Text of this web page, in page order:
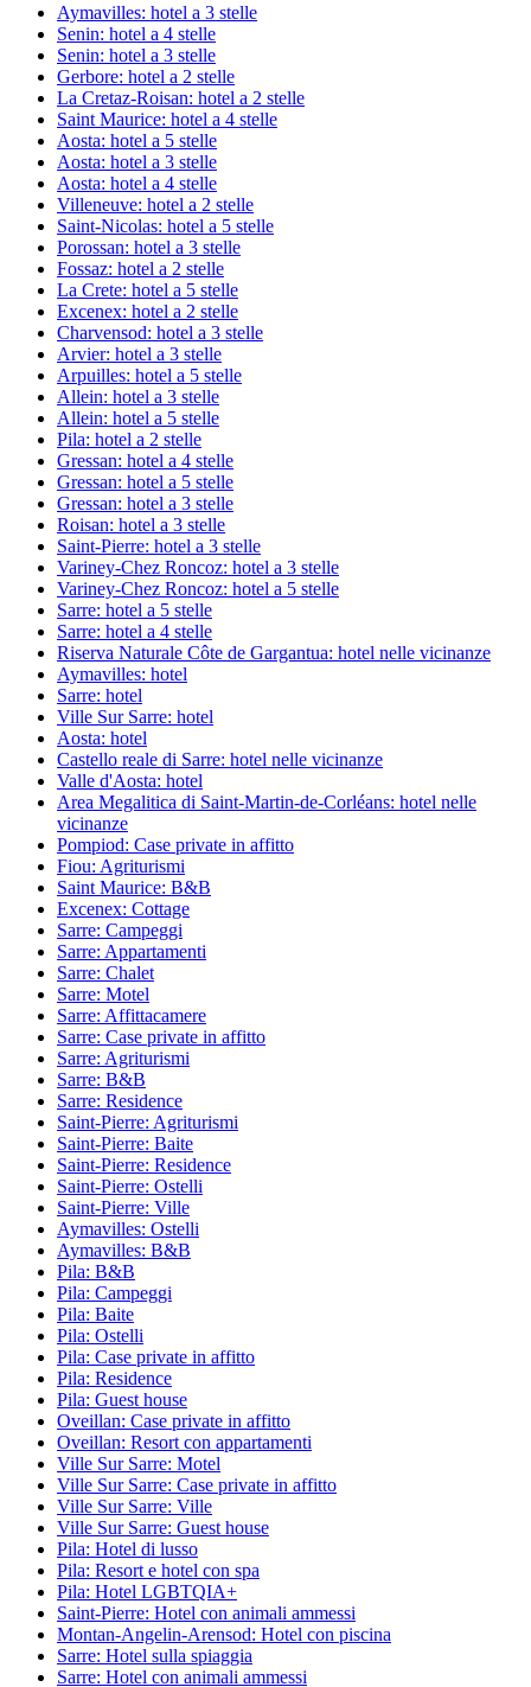
Aymavilles: hotel a 3 stelle
Senin: hotel a 4 stelle
Senin: hotel a 3 stelle
Gerbore: hotel a 2 stelle
La Cretaz-Roisan: hotel a 2 stelle
Saint Maurice: hotel a 4 stelle
Aosta: hotel a 5 stelle
Aosta: hotel a 3 stelle
Aosta: hotel a 4 stelle
Villeneuve: hotel a 2 stelle
Saint-Nicolas: hotel a 5 stelle
Porossan: hotel a 3 stelle
Fossaz: hotel a 2 stelle
La Crete: hotel a 5 stelle
Excenex: hotel a 2 stelle
Charvensod: hotel a 3 stelle
Arvier: hotel a 3 stelle
Arpuilles: hotel a 5 stelle
Allein: hotel a 3 stelle
Allein: hotel a 5 stelle
Pila: hotel a 2 stelle
Gressan: hotel a 4 stelle
Gressan: hotel a 5 stelle
Gressan: hotel a 3 stelle
Roisan: hotel a 3 stelle
Saint-Pierre: hotel a 3 stelle
Variney-Chez Roncoz: hotel a 3 stelle
Variney-Chez Roncoz: hotel a 5 stelle
Sarre: hotel a 5 stelle
Sarre: hotel a 4 stelle
Riserva Naturale Côte de Gargantua: hotel nelle vicinanze
Aymavilles: hotel
Sarre: hotel
Ville Sur Sarre: hotel
Aosta: hotel
Castello reale di Sarre: hotel nelle vicinanze
Valle d'Aosta: hotel
Area Megalitica di Saint-Martin-de-Corléans: hotel nelle
vicinanze
Pompiod: Case private in affitto
Fiou: Agriturismi
Saint Maurice: B&B
Excenex: Cottage
Sarre: Campeggi
Sarre: Appartamenti
Sarre: Chalet
Sarre: Motel
Sarre: Affittacamere
Sarre: Case private in affitto
Sarre: Agriturismi
Sarre: B&B
Sarre: Residence
Saint-Pierre: Agriturismi
Saint-Pierre: Baite
Saint-Pierre: Residence
Saint-Pierre: Ostelli
Saint-Pierre: Ville
Aymavilles: Ostelli
Aymavilles: B&B
Pila: B&B
Pila: Campeggi
Pila: Baite
Pila: Ostelli
Pila: Case private in affitto
Pila: Residence
Pila: Guest house
Oveillan: Case private in affitto
Oveillan: Resort con appartamenti
Ville Sur Sarre: Motel
Ville Sur Sarre: Case private in affitto
Ville Sur Sarre: Ville
Ville Sur Sarre: Guest house
Pila: Hotel di lusso
Pila: Resort e hotel con spa
Pila: Hotel LGBTQIA+
Saint-Pierre: Hotel con animali ammessi
Montan-Angelin-Arensod: Hotel con piscina
Sarre: Hotel sulla spiaggia
Sarre: Hotel con animali ammessi